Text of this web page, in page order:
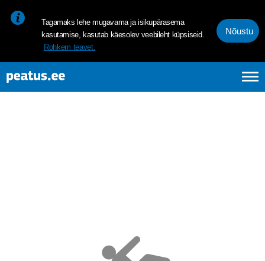
Tagamaks lehe mugavama ja isikupärasema
kasutamise, kasutab käesolev veebileht küpsiseid.
Rohkem teavet.
Nõustu